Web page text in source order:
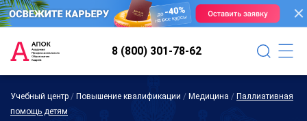
8 (800) 301-78-62
Учебный центр / Повышение квалификации / Медицина / Паллиативная
помощь детям